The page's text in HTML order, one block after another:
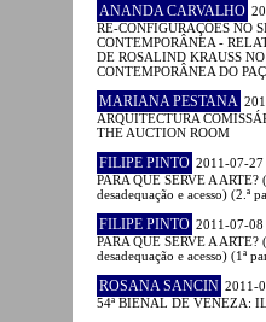
ANANDA CARVALHO
RE-CONFIGURAÇÕES NO
CONTEMPORÂNEA -
DE ROSALIND KRAUSS
CONTEMPORÂNEA DO
MARIANA PESTANA
ARQUITECTURA
THE AUCTION ROOM
FILIPE PINTO 2011-07-27
PARA QUE SERVE A ARTE?
desadequação e acesso) (2.ª
FILIPE PINTO 2011-07-08
PARA QUE SERVE A ARTE?
desadequação e acesso) (1ª
ROSANA SANCIN 2011-
54ª BIENAL DE VENEZA: